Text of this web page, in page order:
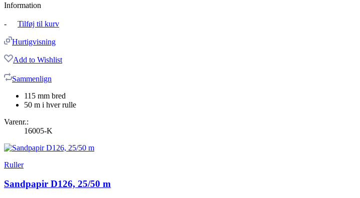
Information
- Tilføj til kurv
Hurtigvisning
Add to Wishlist
Sammenlign
115 mm bred
50 m i hver rulle
Varenr.:
16005-K
Ruller
Sandpapir D126, 25/50 m